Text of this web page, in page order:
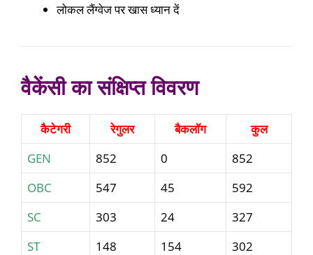
लोकल लैंग्वेज पर खास ध्यान दें
वैकेंसी का संक्षिप्त विवरण
कैटेगरी रेगुलर बैकलॉग
कुल
GEN
852 0
852
OBC
547 45
592
SC
303 24
327
ST
148 154
302